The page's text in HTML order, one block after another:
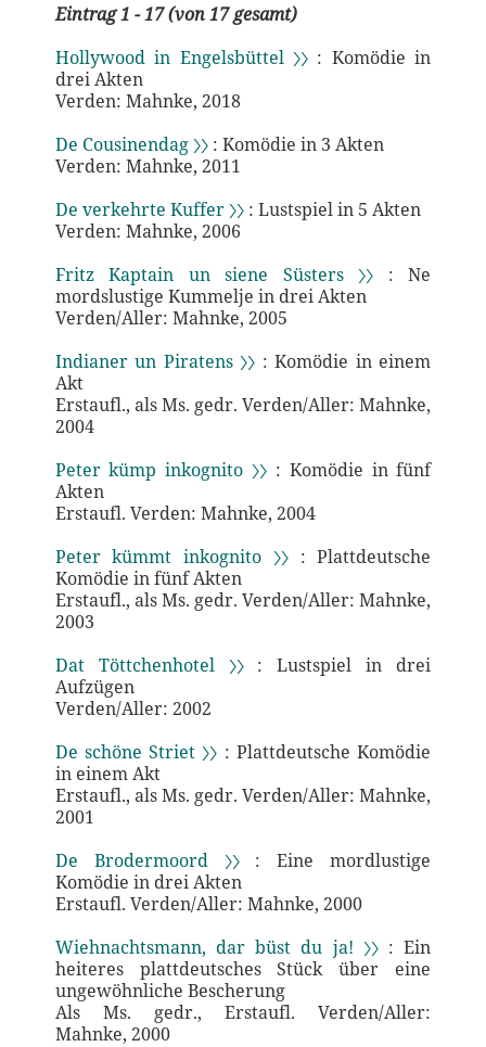
Eintrag 1 - 17 (von 17 gesamt)
Hollywood in Engelsbüttel 〉〉 : Komödie in
drei Akten
Verden: Mahnke, 2018
De Cousinendag 〉〉: Komödie in 3 Akten
Verden: Mahnke, 2011
De verkehrte Kuffer 〉〉: Lustspiel in 5 Akten
Verden: Mahnke, 2006
Fritz Kaptain un siene Süsters 〉〉 : Ne
mordslustige Kummelje in drei Akten
Verden/Aller: Mahnke, 2005
Indianer un Piratens 〉〉 : Komödie in einem
Akt
Erstaufl., als Ms. gedr. Verden/Aller: Mahnke,
2004
Peter kümp inkognito 〉〉 : Komödie in fünf
Akten
Erstaufl. Verden: Mahnke, 2004
Peter kümmt inkognito 〉〉: Plattdeutsche
Komödie in fünf Akten
Erstaufl., als Ms. gedr. Verden/Aller: Mahnke,
2003
Dat Töttchenhotel 〉〉: Lustspiel in drei
Aufzügen
Verden/Aller: 2002
De schöne Striet 〉〉 : Plattdeutsche Komödie
in einem Akt
Erstaufl., als Ms. gedr. Verden/Aller: Mahnke,
2001
De Brodermoord 〉〉: Eine mordlustige
Komödie in drei Akten
Erstaufl. Verden/Aller: Mahnke, 2000
Wiehnachtsmann, dar büst du ja! 〉〉: Ein
heiteres plattdeutsches Stück über eine
ungewöhnliche Bescherung
Als Ms. gedr., Erstaufl. Verden/Aller:
Mahnke, 2000